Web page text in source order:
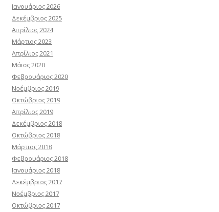
Ιανουάριος 2026
Δεκέμβριος 2025
Απρίλιος 2024
Μάρτιος 2023
Απρίλιος 2021
Μάιος 2020
Φεβρουάριος 2020
Νοέμβριος 2019
Οκτώβριος 2019
Απρίλιος 2019
Δεκέμβριος 2018
Οκτώβριος 2018
Μάρτιος 2018
Φεβρουάριος 2018
Ιανουάριος 2018
Δεκέμβριος 2017
Νοέμβριος 2017
Οκτώβριος 2017